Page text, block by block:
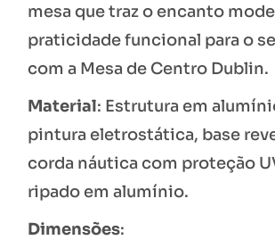
mesa que traz o encanto
praticidade funcional para o
com a Mesa de Centro Dublin.
Material: Estrutura em
pintura eletrostática, base
corda náutica com proteção
ripado em alumínio.
Dimensões: